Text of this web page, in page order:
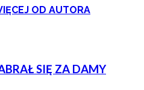
OD AUTORA
SIĘ ZA DAMY